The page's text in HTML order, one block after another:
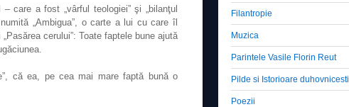
care a fost „vârful teologiei” şi „bilanţul
„Ambigua”, o carte a lui cu care îl
cerului”: Toate faptele bune ajută
că ea, pe cea mai mare faptă bună o
Filantropie
Muzica
Parintele Vasile Florin Reut
Pilde si Istorioare duhovnicesti
Poezii